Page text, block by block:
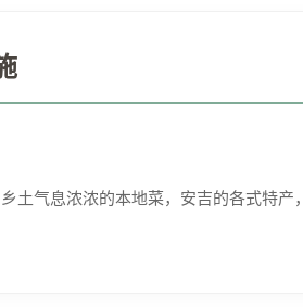
土气息浓浓的本地菜，安吉的各式特